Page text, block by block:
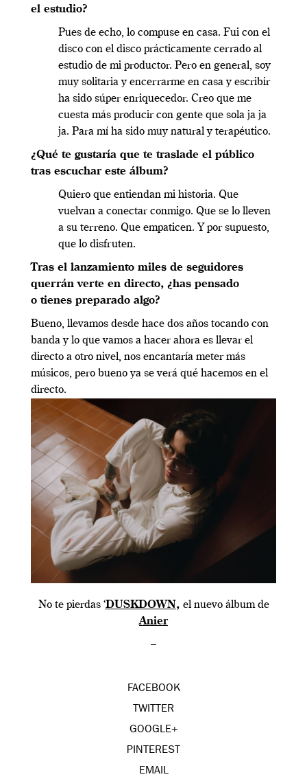
el estudio?
Pues de echo, lo compuse en casa. Fui con el
disco con el disco prácticamente cerrado al
estudio de mi productor. Pero en general, soy
muy solitaria y encerrarme en casa y escribir
ha sido súper enriquecedor. Creo que me
cuesta más producir con gente que sola ja ja
ja. Para mí ha sido muy natural y terapéutico.
¿Qué te gustaría que te traslade el público
tras escuchar este álbum?
Quiero que entiendan mi historia. Que
vuelvan a conectar conmigo. Que se lo lleven
a su terreno. Que empaticen. Y por supuesto,
que lo disfruten.
Tras el lanzamiento miles de seguidores
querrán verte en directo, ¿has pensado
o tienes preparado algo?
Bueno, llevamos desde hace dos años tocando con
banda y lo que vamos a hacer ahora es llevar el
directo a otro nivel, nos encantaría meter más
músicos, pero bueno ya se verá qué hacemos en el
directo.
No te pierdas ‘DUSKDOWN , el nuevo álbum de
Anier
–
FACEBOOK
TWITTER
GOOGLE+
PINTEREST
EMAIL